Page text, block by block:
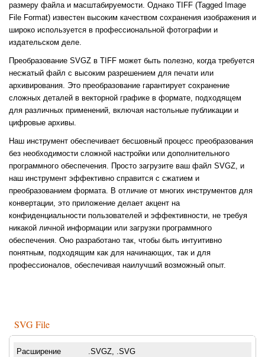
размеру файла и масштабируемости. Однако TIFF (Tagged Image
File Format) известен высоким качеством сохранения изображения и
широко используется в профессиональной фотографии и
издательском деле.
Преобразование SVGZ в TIFF может быть полезно, когда требуется
несжатый файл с высоким разрешением для печати или
архивирования. Это преобразование гарантирует сохранение
сложных деталей в векторной графике в формате, подходящем
для различных применений, включая настольные публикации и
цифровые архивы.
Наш инструмент обеспечивает бесшовный процесс преобразования
без необходимости сложной настройки или дополнительного
программного обеспечения. Просто загрузите ваш файл SVGZ, и
наш инструмент эффективно справится с сжатием и
преобразованием формата. В отличие от многих инструментов для
конвертации, это приложение делает акцент на
конфиденциальности пользователей и эффективности, не требуя
никакой личной информации или загрузки программного
обеспечения. Оно разработано так, чтобы быть интуитивно
понятным, подходящим как для начинающих, так и для
профессионалов, обеспечивая наилучший возможный опыт.
SVG File
Расширение
.SVGZ, .SVG